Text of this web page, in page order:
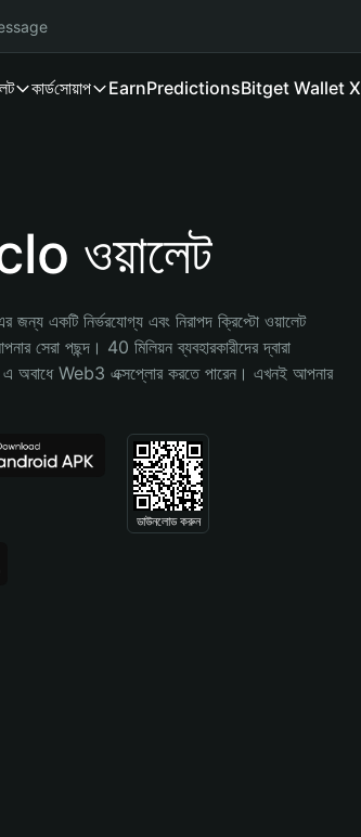
কার্ডসোয়াপ EarnPredictionsBitget Wallet X
ওয়ালেট
একটি নির্ভরযোগ্য এবং নিরাপদ ক্রিপ্টো ওয়ালেট
পছন্দ। 40 মিলিয়ন ব্যবহারকারীদের দ্বারা
Web3 এক্সপ্লোর করতে পারেন। এখনই আপনার
ডাউনলোড করুন